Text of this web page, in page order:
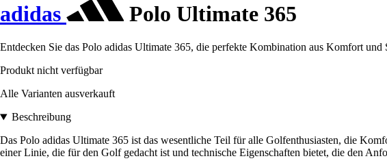
adidas Polo Ultimate 365
Entdecken Sie das Polo adidas Ultimate 365, die perfekte Kombination aus Komfort und
Produkt nicht verfügbar
Alle Varianten ausverkauft
Beschreibung
Das Polo adidas Ultimate 365 ist das wesentliche Teil für alle Golfenthusiasten, die
einer Linie, die für den Golf gedacht ist und technische Eigenschaften bietet, die den